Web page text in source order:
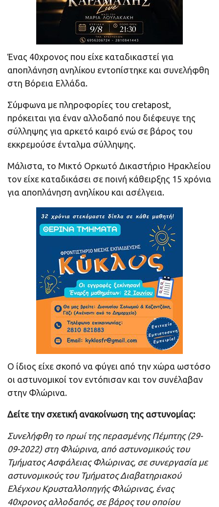
Ένας 40χρονος που είχε καταδικαστεί για
αποπλάνηση ανηλίκου εντοπίστηκε και συνελήφθη
στη Βόρεια Ελλάδα.
Σύμφωνα με πληροφορίες του cretapost,
πρόκειται για έναν αλλοδαπό που διέφευγε της
σύλληψης για αρκετό καιρό ενώ σε βάρος του
εκκρεμούσε ένταλμα σύλληψης.
Μάλιστα, το Μικτό Ορκωτό Δικαστήριο Ηρακλείου
τον είχε καταδικάσει σε ποινή κάθειρξης 15 χρόνια
για αποπλάνηση ανηλίκου και ασέλγεια.
Ο ίδιος είχε σκοπό να φύγει από την χώρα ωστόσο
οι αστυνομικοί τον εντόπισαν και τον συνέλαβαν
στην Φλώρινα.
Δείτε την σχετική ανακοίνωση της αστυνομίας:
Συνελήφθη το πρωί της περασμένης Πέμπτης (29-
09-2022) στη Φλώρινα, από αστυνομικούς του
Τμήματος Ασφάλειας Φλώρινας, σε συνεργασία με
αστυνομικούς του Τμήματος Διαβατηριακού
Ελέγχου Κρυσταλλοπηγής Φλώρινας, ένας
40χρονος αλλοδαπός, σε βάρος του οποίου